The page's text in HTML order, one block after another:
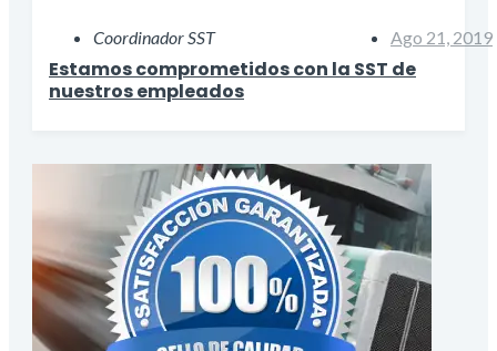
Coordinador SST Ago 21, 2019
Estamos comprometidos con la SST de
nuestros empleados